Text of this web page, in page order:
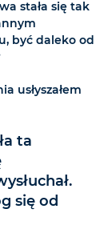
stała się tak
być daleko od
usłyszałem
ta
się od